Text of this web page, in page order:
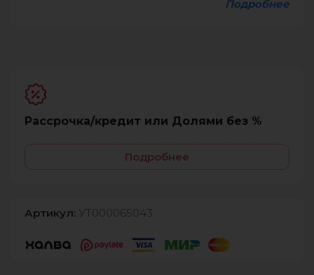
Подробнее
Рассрочка/кредит или Долями без %
Подробнее
Артикул: УТ000065043